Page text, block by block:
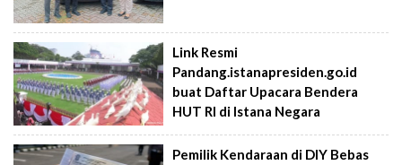
Link Resmi
Pandang.istanapresiden.go.id
buat Daftar Upacara Bendera
HUT RI di Istana Negara
Pemilik Kendaraan di DIY Bebas